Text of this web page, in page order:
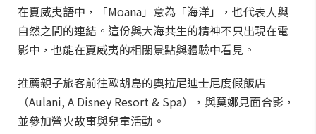
在夏威夷語中，「Moana」意為「海洋」，也代表人與
自然之間的連結。這份與大海共生的精神不只出現在電
影中，也能在夏威夷的相關景點與體驗中看見。
推薦親子旅客前往歐胡島的奧拉尼迪士尼度假飯店
（Aulani, A Disney Resort & Spa），與莫娜見面合影，
並參加營火故事與兒童活動。